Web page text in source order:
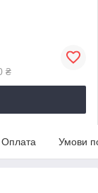
₴
Оплата Умови